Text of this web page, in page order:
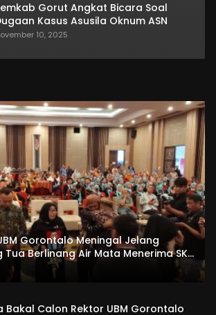
Gorut Angkat Bicara Soal
Kasus Asusila Oknum ASN
10, 2025
Gorontalo Meningal Jelang
Tua Berlinang Air Mata Menerima SKL
Salempang
Bakal Calon Rektor UBM Gorontalo